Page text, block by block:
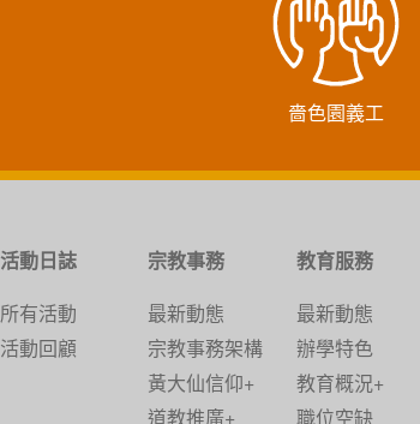
嗇色園義工
活動日誌
所有活動
活動回顧
宗教事務
最新動態
宗教事務架構
黃大仙信仰+
道教推廣+
教育服務
最新動態
辦學特色
教育概況+
職位空缺